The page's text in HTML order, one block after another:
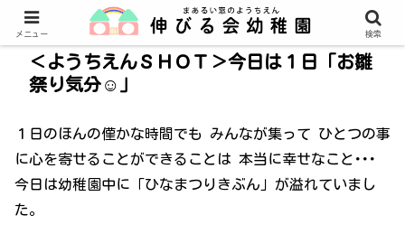
＜ようちえんＳＨＯＴ＞今日は１日「お雛
祭り気分☺」
１日のほんの僅かな時間でも みんなが集って ひとつの事
に心を寄せることができることは 本当に幸せなこと･･･
今日は幼稚園中に「ひなまつりきぶん」が溢れていまし
た。
メニュー 検索